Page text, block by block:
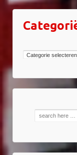
Zoek
naar: